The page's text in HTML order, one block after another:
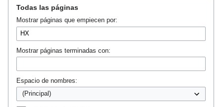
navegación
búsqueda
Todas las páginas
Mostrar páginas que empiecen por:
Mostrar páginas terminadas con:
Espacio de nombres: